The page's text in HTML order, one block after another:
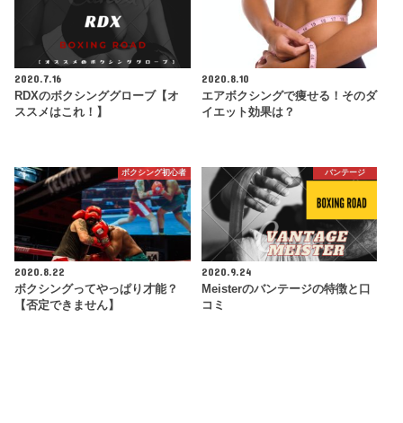
2020.7.16
RDXのボクシンググローブ【オ
ススメはこれ！】
2020.8.10
エアボクシングで痩せる！そのダ
イエット効果は？
ボクシング初心者
2020.8.22
ボクシングってやっぱり才能？
【否定できません】
バンテージ
2020.9.24
Meisterのバンテージの特徴と口
コミ